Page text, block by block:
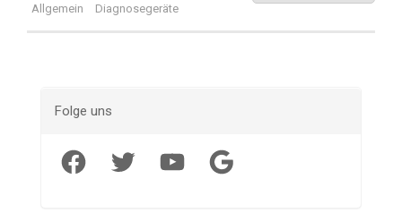
Allgemein
Diagnosegeräte
Folge uns
Facebook Twitter YouTube Google